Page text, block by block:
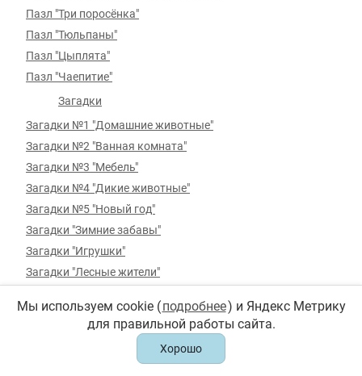
Пазл "Три поросёнка"
Пазл "Тюльпаны"
Пазл "Цыплята"
Пазл "Чаепитие"
Загадки
Загадки №1 "Домашние животные"
Загадки №2 "Ванная комната"
Загадки №3 "Мебель"
Загадки №4 "Дикие животные"
Загадки №5 "Новый год"
Загадки "Зимние забавы"
Загадки "Игрушки"
Загадки "Лесные жители"
Загадки "Овощи"
Мы используем cookie (подробнее) и Яндекс Метрику
для правильной работы сайта.
Хорошо